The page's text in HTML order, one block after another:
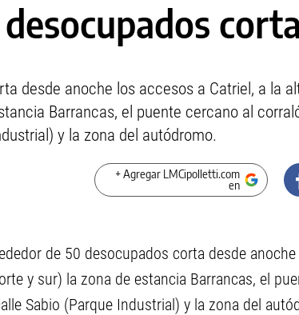
desde anoche los accesos a Catriel, a la
Barrancas, el puente cercano al
y la zona del autódromo.
+ Agregar LMCipolletti.com
en
de 50 desocupados corta desde
y sur) la zona de estancia Barrancas, el
Sabio (Parque Industrial) y la zona del